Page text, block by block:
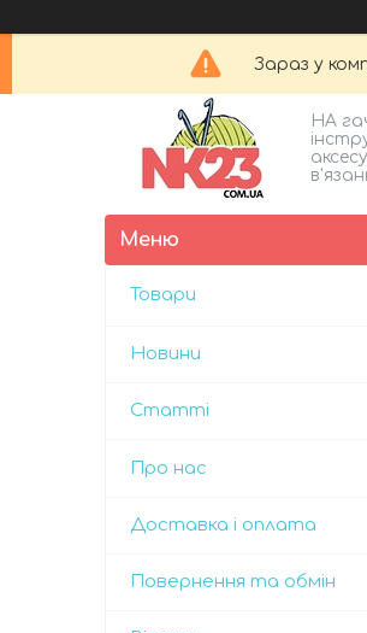
Зараз у
НА
Товари
Новини
Статті
Про нас
Доставка і оплата
Повернення та обмін